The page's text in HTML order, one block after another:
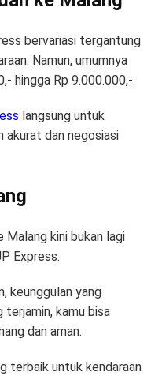
bervariasi tergantung
Namun, umumnya
hingga Rp 9.000.000,-.
langsung untuk
akurat dan negosiasi
Malang kini bukan lagi
Express.
keunggulan yang
terjamin, kamu bisa
dan aman.
terbaik untuk kendaraan